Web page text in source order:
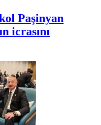
Paşinyan
icrasını